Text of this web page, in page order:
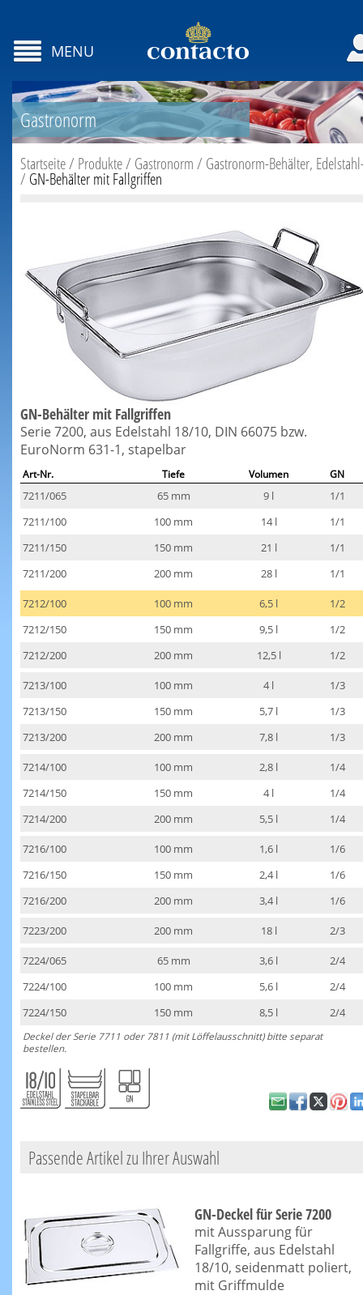
MENU
Gastronorm
Startseite/ Produkte/ Gastronorm/ Gastronorm-Behälter,
/ GN-Behälter mit Fallgriffen
GN-Behälter mit Fallgriffen
Serie 7200, aus Edelstahl 18/10, DIN 66075 bzw.
EuroNorm 631-1, stapelbar
Art-Nr. Tiefe Volumen GN
7211/065 65 mm 9 l
1/1
7211/100
100 mm 14 l
1/1
7211/150
150 mm 21 l
1/1
7211/200
200 mm 28 l 1/1
7212/100 100 mm 6,5 l
1/2
7212/150
150 mm 9,5 l
1/2
7212/200
200 mm 12,5 l 1/2
7213/100 100 mm 4 l
1/3
7213/150
150 mm 5,7 l
1/3
7213/200
200 mm 7,8 l 1/3
7214/100 100 mm 2,8 l
1/4
7214/150
150 mm 4 l
1/4
7214/200
200 mm 5,5 l 1/4
7216/100 100 mm 1,6 l
1/6
7216/150
150 mm 2,4 l
1/6
7216/200
200 mm 3,4 l 1/6
7223/200 200 mm 18 l 2/3
7224/065 65 mm 3,6 l
2/4
7224/100
100 mm 5,6 l
2/4
7224/150
150 mm 8,5 l 2/4
Deckel der Serie 7711 oder 7811 (mit Löffelausschnitt) bitte separat
bestellen.
Passende Artikel zu Ihrer Auswahl
GN-Deckel für Serie 7200
mit Aussparung für
Fallgriffe, aus Edelstahl
18/10, seidenmatt poliert,
mit Griffmulde